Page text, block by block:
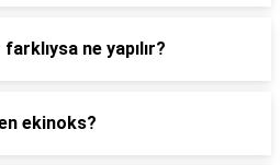
ne yapılır?
ekinoks?